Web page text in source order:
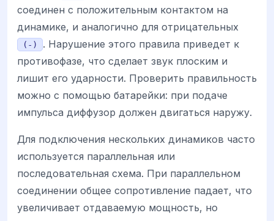
соединен с положительным контактом на
динамике, и аналогично для отрицательных
(-)
. Нарушение этого правила приведет к
противофазе, что сделает звук плоским и
лишит его ударности. Проверить правильность
можно с помощью батарейки: при подаче
импульса диффузор должен двигаться наружу.
Для подключения нескольких динамиков часто
используется параллельная или
последовательная схема. При параллельном
соединении общее сопротивление падает, что
увеличивает отдаваемую мощность, но